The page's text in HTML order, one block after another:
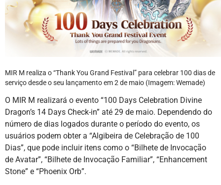
MIR M realiza o “Thank You Grand Festival” para celebrar 100 dias de
serviço desde o seu lançamento em 2 de maio (Imagem: Wemade)
O MIR M realizará o evento “100 Days Celebration Divine
Dragon’s 14 Days Check-in” até 29 de maio. Dependendo do
número de dias logados durante o período do evento, os
usuários podem obter a “Algibeira de Celebração de 100
Dias”, que pode incluir itens como o “Bilhete de Invocação
de Avatar”, “Bilhete de Invocação Familiar”, “Enhancement
Stone” e “Phoenix Orb”.